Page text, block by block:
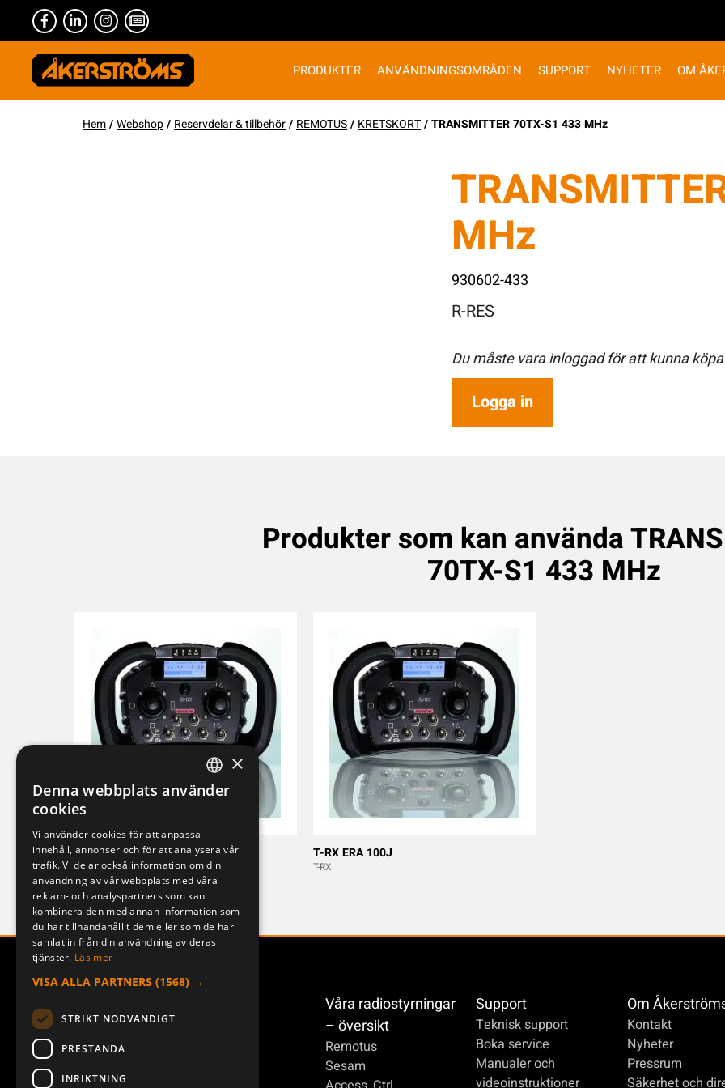
PRODUKTER ANVÄNDNINGSOMRÅDEN SUPPORT NYHETER OM
Hem/Webshop/ Reservdelar & tillbehör/ REMOTUS/ KRETSKORT/ TRANSMITTER 70TX-S1 433 MHz
MHz
930602-433
R-RES
Du måste vara inloggad för att kunna
Logga in
Produkter som kan använda
70TX-S1 433 MHz
M ERA 100J
[MERCURY]
T-RX ERA 100J
T-RX
Våra radiostyrningar
– översikt
Remotus
Sesam
Support
Teknisk support
Boka service
Manualer och
videoinstruktioner
Om
Kontakt
Nyheter
Pressrum
Säkerhet och
SWEDISH
DEUTSCH
×
Denna webbplats använder
cookies
Vi använder cookies för att anpassa
innehåll, annonser och för att analysera vår
trafik. Vi delar också information om din
användning av vår webbplats med våra
reklam- och analyspartners som kan
kombinera den med annan information som
du har tillhandahållit dem eller som de har
samlat in från din användning av deras
tjänster. Läs mer
VISA ALLA PARTNERS (1568) →
STRIKT NÖDVÄNDIGT
PRESTANDA
INRIKTNING